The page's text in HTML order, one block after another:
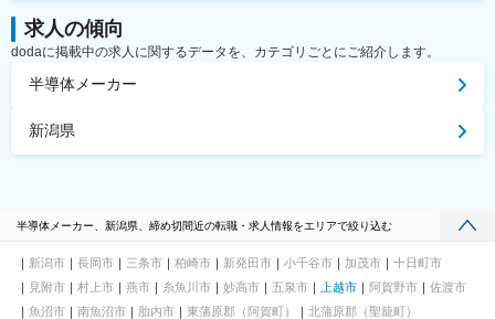
求人の傾向
dodaに掲載中の求人に関するデータを、カテゴリごとにご紹介します。
半導体メーカー
新潟県
半導体メーカー、新潟県、締め切間近の転職・求人情報をエリアで絞り込む
新潟市 長岡市 三条市 柏崎市 新発田市 小千谷市 加茂市
十日町市
見附市
村上市 燕市 糸魚川市 妙高市 五泉市 上越市 阿賀野市
佐渡市
魚沼市
南魚沼市 胎内市 東蒲原郡（阿賀町）
北蒲原郡（聖籠町）